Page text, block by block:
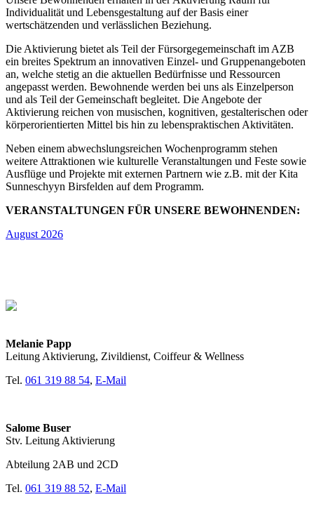
Individualität und Lebensgestaltung auf der Basis einer
wertschätzenden und verlässlichen Beziehung.
Die Aktivierung bietet als Teil der Fürsorgegemeinschaft im AZB
ein breites Spektrum an innovativen Einzel- und Gruppenangeboten
an, welche stetig an die aktuellen Bedürfnisse und Ressourcen
angepasst werden. Bewohnende werden bei uns als Einzelperson
und als Teil der Gemeinschaft begleitet. Die Angebote der
Aktivierung reichen von musischen, kognitiven, gestalterischen oder
körperorientierten Mittel bis hin zu lebenspraktischen Aktivitäten.
Neben einem abwechslungsreichen Wochenprogramm stehen
weitere Attraktionen wie kulturelle Veranstaltungen und Feste sowie
Ausflüge und Projekte mit externen Partnern wie z.B. mit der Kita
Sunneschyyn Birsfelden auf dem Programm.
VERANSTALTUNGEN FÜR UNSERE BEWOHNENDEN:
August 2026
Melanie Papp
Leitung Aktivierung, Zivildienst, Coiffeur & Wellness
Tel. 061 319 88 54, E-Mail
Salome Buser
Stv. Leitung Aktivierung
Abteilung 2AB und 2CD
Tel. 061 319 88 52, E-Mail